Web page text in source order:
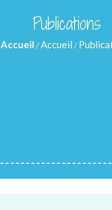
Publications
Accueil /Accueil /